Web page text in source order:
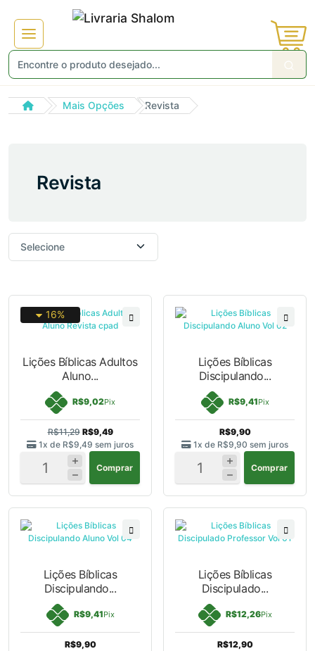
Mais Opções Revista
Revista
16%
Lições Bíblicas Adultos
Aluno...
R$9,02Pix
R$11,29 R$9,49
1x de R$9,49 sem juros
Comprar
Lições Bíblicas
Discipulando...
R$9,41Pix
R$9,90
1x de R$9,90 sem juros
Comprar
Lições Bíblicas
Discipulando...
R$9,41Pix
R$9,90
Lições Bíblicas
Discipulado...
R$12,26Pix
R$12,90